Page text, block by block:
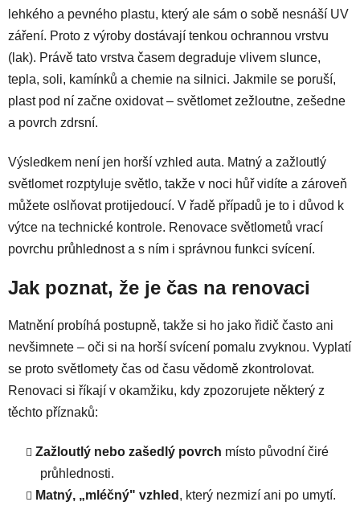
lehkého a pevného plastu, který ale sám o sobě nesnáší UV
záření. Proto z výroby dostávají tenkou ochrannou vrstvu
(lak). Právě tato vrstva časem degraduje vlivem slunce,
tepla, soli, kamínků a chemie na silnici. Jakmile se poruší,
plast pod ní začne oxidovat – světlomet zežloutne, zešedne
a povrch zdrsní.
Výsledkem není jen horší vzhled auta. Matný a zažloutlý
světlomet rozptyluje světlo, takže v noci hůř vidíte a zároveň
můžete oslňovat protijedoucí. V řadě případů je to i důvod k
výtce na technické kontrole. Renovace světlometů vrací
povrchu průhlednost a s ním i správnou funkci svícení.
Jak poznat, že je čas na renovaci
Matnění probíhá postupně, takže si ho jako řidič často ani
nevšimnete – oči si na horší svícení pomalu zvyknou. Vyplatí
se proto světlomety čas od času vědomě zkontrolovat.
Renovaci si říkají v okamžiku, kdy zpozorujete některý z
těchto příznaků:
Zažloutlý nebo zašedlý povrch místo původní čiré
průhlednosti.
Matný, „mléčný" vzhled , který nezmizí ani po umytí.